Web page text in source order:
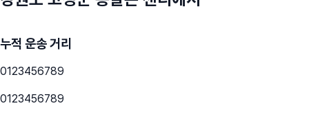
누적 운송 거리
0123456789
0123456789